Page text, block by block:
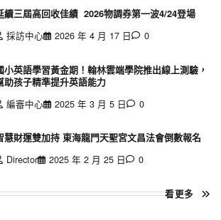
續三屆高回收佳績 2026物調券第一波4/24登場
採訪中心
2026 年 4 月 17 日 0
小英語學習黃金期！翰林雲端學院推出線上測驗，
助孩子精準提升英語能力
編審中心
2025 年 3 月 5 日 0
慧財運雙加持 東海龍門天聖宮文昌法會倒數報名
Director
2025 年 2 月 25 日 0
看更多